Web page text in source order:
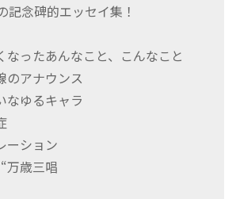
記念碑的エッセイ集！
なったあんなこと、こんなこと
アナウンス
ゆるキャラ
ーション
万歳三唱